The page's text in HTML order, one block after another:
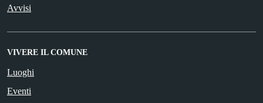
Avvisi
VIVERE IL COMUNE
Luoghi
Eventi